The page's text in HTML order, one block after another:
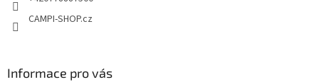
CAMPI-SHOP.cz
Informace pro vás